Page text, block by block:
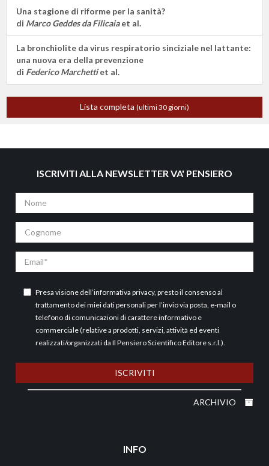
Una stagione di riforme per la sanità?
di Marco Geddes da Filicaiaet al.
La bronchiolite da virus respiratorio sinciziale nel lattante:
una nuova era della prevenzione
di Federico Marchettiet al.
Lista completa (ultimi 30 giorni)
ISCRIVITI ALLA NEWSLETTER VA' PENSIERO
Nome
Cognome
Email
Presa visione dell’informativa privacy, presto il consenso al
trattamento dei miei dati personali per l’invio via posta, e-mail o
telefono di comunicazioni di carattere informativo e
commerciale (relative a prodotti, servizi, attività ed eventi
realizzati/organizzati da Il Pensiero Scientifico Editore s.r.l.).
ISCRIVITI
ARCHIVIO
INFO